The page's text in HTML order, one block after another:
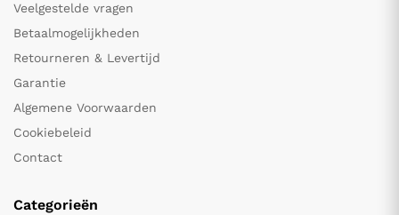
Veelgestelde vragen
Betaalmogelijkheden
Retourneren & Levertijd
Garantie
Algemene Voorwaarden
Cookiebeleid
Contact
Categorieën